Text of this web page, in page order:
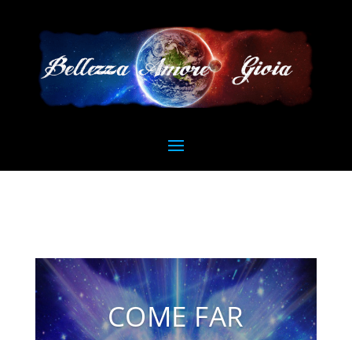
COME FAR